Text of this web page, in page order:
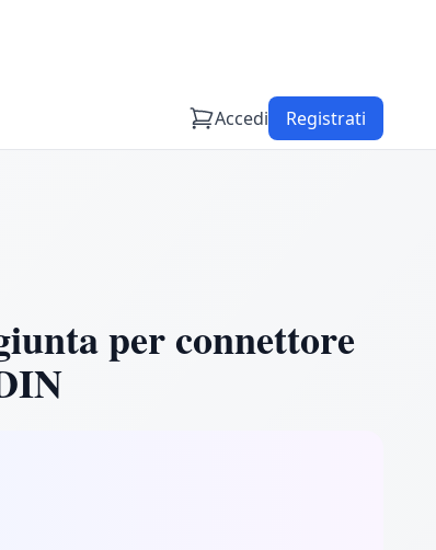
Accedi Registrati
per connettore